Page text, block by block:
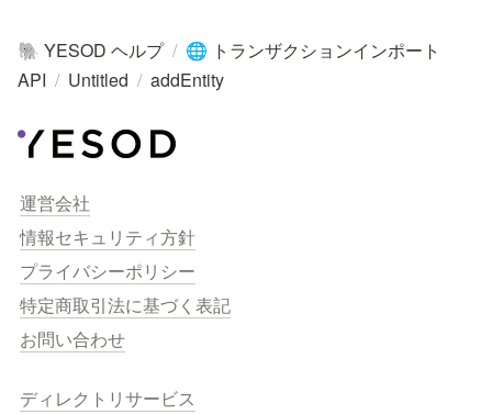
🐘 YESOD ヘルプ / 🌐 トランザクションインポート
API / Untitled / addEntity
運営会社
情報セキュリティ方針
プライバシーポリシー
特定商取引法に基づく表記
お問い合わせ
ディレクトリサービス